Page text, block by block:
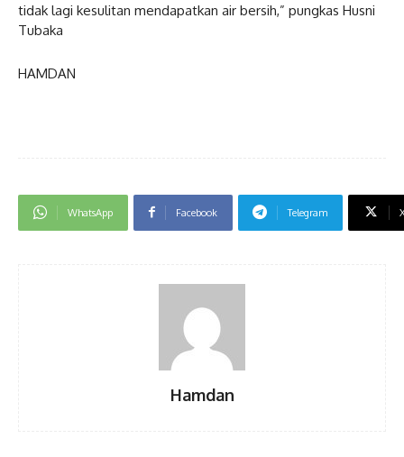
tidak lagi kesulitan mendapatkan air bersih,” pungkas Husni
Tubaka
HAMDAN
WhatsApp Facebook Telegram
Hamdan